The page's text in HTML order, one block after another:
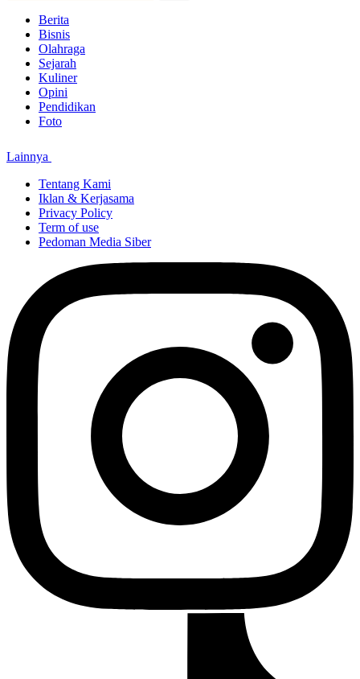
Berita
Bisnis
Olahraga
Sejarah
Kuliner
Opini
Pendidikan
Foto
Lainnya
Tentang Kami
Iklan & Kerjasama
Privacy Policy
Term of use
Pedoman Media Siber